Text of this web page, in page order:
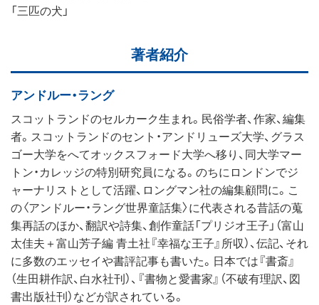
「三匹の犬」
著者紹介
アンドルー・ラング
スコットランドのセルカーク生まれ。民俗学者、作家、編集
者。スコットランドのセント・アンドリューズ大学、グラス
ゴー大学をへてオックスフォード大学へ移り、同大学マー
トン・カレッジの特別研究員になる。のちにロンドンでジ
ャーナリストとして活躍、ロングマン社の編集顧問に。こ
の〈アンドルー・ラング世界童話集〉に代表される昔話の蒐
集再話のほか、翻訳や詩集、創作童話「プリジオ王子」（富山
太佳夫＋富山芳子編 青土社『幸福な王子』所収）、伝記、それ
に多数のエッセイや書評記事も書いた。日本では『書斎』
（生田耕作訳、白水社刊）、『書物と愛書家』（不破有理訳、図
書出版社刊）などが訳されている。